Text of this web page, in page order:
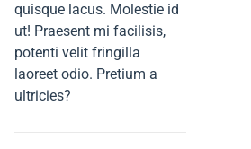
quisque lacus. Molestie id
ut! Praesent mi facilisis,
potenti velit fringilla
laoreet odio. Pretium a
ultricies?